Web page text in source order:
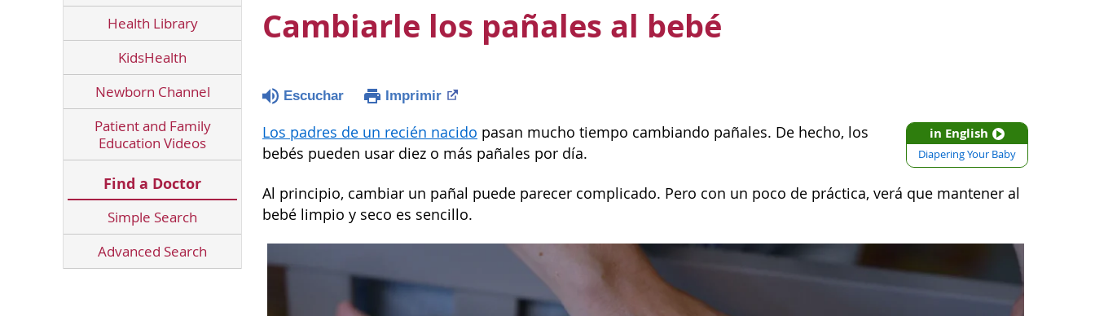
Health Library
KidsHealth
Newborn Channel
Patient and Family
Education Videos
Find a Doctor
Simple Search
Advanced Search
Cambiarle los pañales al bebé
Escuchar Imprimir
in English
Diapering Your Baby
Los padres de un recién nacido pasan mucho tiempo cambiando pañales. De hecho, los
bebés pueden usar diez o más pañales por día.
Al principio, cambiar un pañal puede parecer complicado. Pero con un poco de práctica, verá que mantener al
bebé limpio y seco es sencillo.